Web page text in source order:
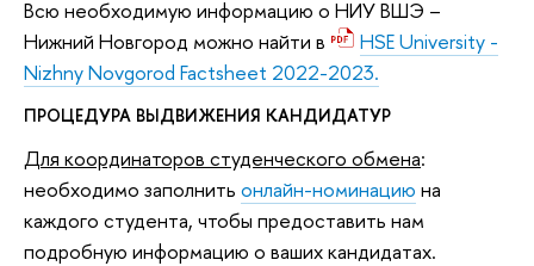
Всю необходимую информацию о НИУ ВШЭ –
Нижний Новгород можно найти в
HSE University -
Nizhny Novgorod Factsheet 2022-2023.
ПРОЦЕДУРА ВЫДВИЖЕНИЯ КАНДИДАТУР
Для координаторов студенческого обмена:
необходимо заполнить онлайн-номинацию на
каждого студента, чтобы предоставить нам
подробную информацию о ваших кандидатах.